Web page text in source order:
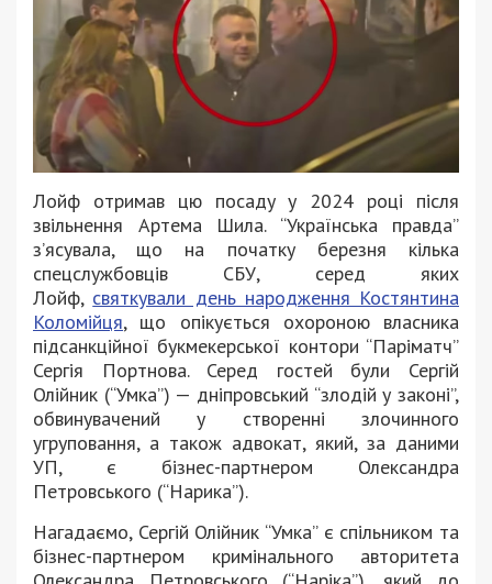
Лойф отримав цю посаду у 2024 році після
звільнення Артема Шила. “Українська правда”
з’ясувала, що на початку березня кілька
спецслужбовців СБУ, серед яких
Лойф, святкували день народження Костянтина
Коломійця, що опікується охороною власника
підсанкційної букмекерської контори “Паріматч”
Сергія Портнова. Серед гостей були Сергій
Олійник (“Умка”) — дніпровський “злодій у законі”,
обвинувачений у створенні злочинного
угруповання, а також адвокат, який, за даними
УП, є бізнес-партнером Олександра
Петровського (“Нарика”).
Нагадаємо, Сергій Олійник “Умка” є спільником та
бізнес-партнером кримінального авторитета